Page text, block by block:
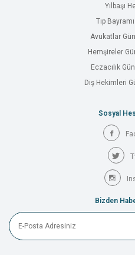
Yılbaşı
Tıp
Avukatlar
Hemşireler
Eczacılık
Diş Hekimleri
Sosyal
Bizden